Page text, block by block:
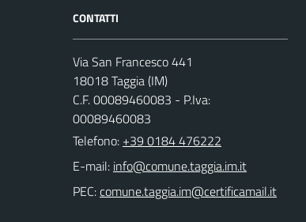
CONTATTI
Via San Francesco 441
18018 Taggia (IM)
C.F. 00089460083 - P.Iva:
00089460083
Telefono: +39 0184 476222
E-mail:
PEC: